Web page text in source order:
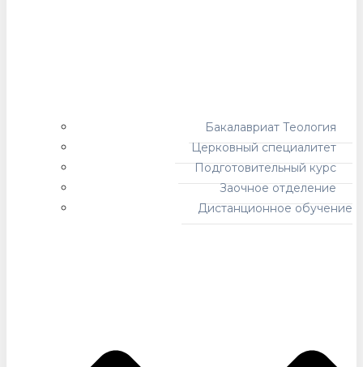
Бакалавриат Теология
Церковный специалитет
Подготовительный курс
Заочное отделение
Дистанционное обучение